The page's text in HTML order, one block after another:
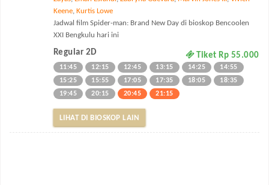
Keene, Kurtis Lowe
Jadwal film Spider-man: Brand New Day di bioskop Bencoolen
XXI Bengkulu hari ini
Regular 2D Tiket Rp 55.000
11:45 12:15 12:45 13:15 14:25
14:55
15:25
15:55 17:05 17:35 18:05
18:35
19:45
20:15 20:45 21:15
LIHAT DI BIOSKOP LAIN